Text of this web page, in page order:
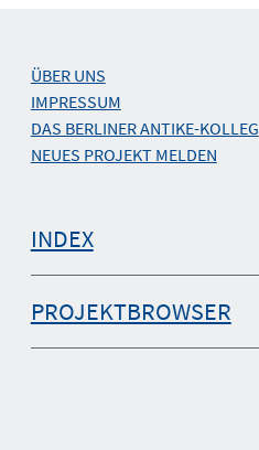
ÜBER UNS
IMPRESSUM
DAS BERLINER ANTIKE-KOLLEG
NEUES PROJEKT MELDEN
INDEX
PROJEKTBROWSER